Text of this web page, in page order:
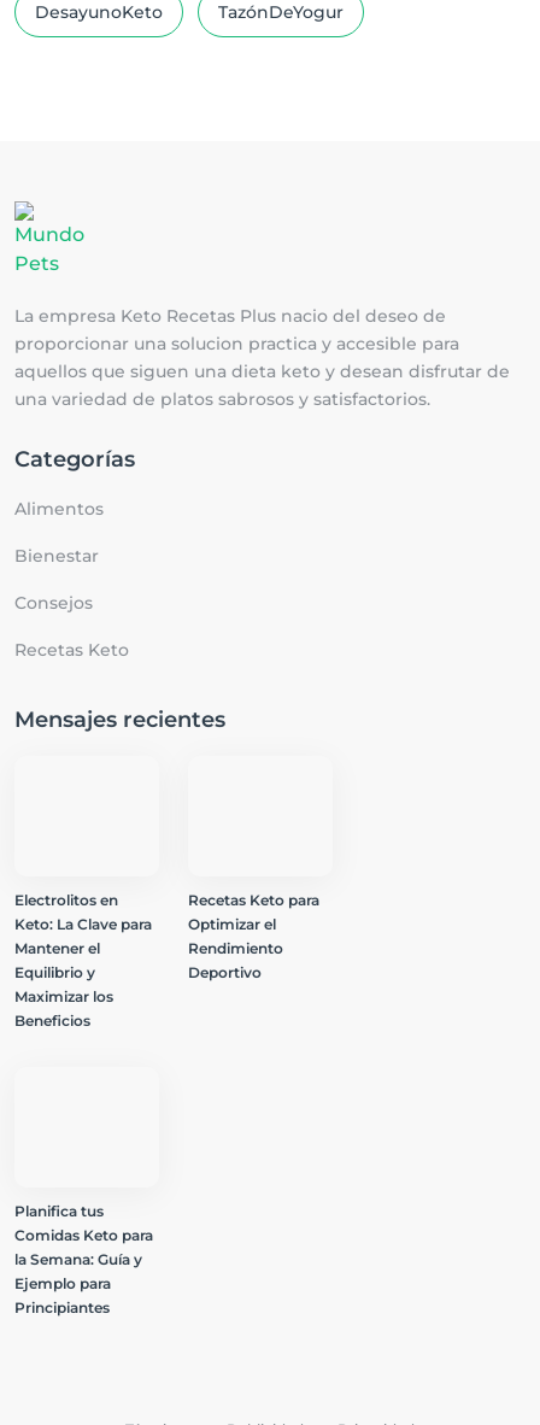
DesayunoKeto TazónDeYogur
La empresa Keto Recetas Plus nacio del deseo de
proporcionar una solucion practica y accesible para
aquellos que siguen una dieta keto y desean disfrutar de
una variedad de platos sabrosos y satisfactorios.
Categorías
Alimentos
Bienestar
Consejos
Recetas Keto
Mensajes recientes
Electrolitos en
Keto: La Clave para
Mantener el
Equilibrio y
Maximizar los
Beneficios
Recetas Keto para
Optimizar el
Rendimiento
Deportivo
Planifica tus
Comidas Keto para
la Semana: Guía y
Ejemplo para
Principiantes